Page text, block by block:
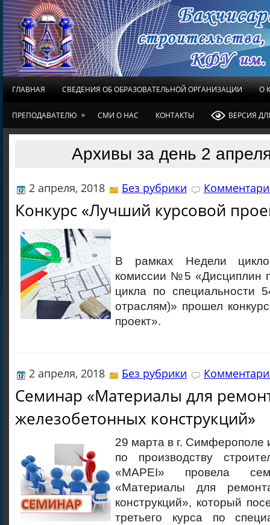
ГЛАВНАЯ СВЕДЕНИЯ ОБ ОБРАЗОВАТЕЛЬНОЙ ОРГАНИЗАЦИИ О
ПРЕПОДАВАТЕЛЮ » СМИ О НАС КОНТАКТЫ ВЕРСИЯ
Архивы за день 2
2 апреля, 2018 Без рубрики
Конкурс «Лучший курсовой
В рамках Недели
комиссии №5 «Дисциплин
цикла по специальности
отраслям)» прошел
проект».
2 апреля, 2018 Без рубрики
Семинар «Материалы для
железобетонных конструкций»
29 марта в г. Симферополе
по производству
«MAPEI» провела
«Материалы для
конструкций», который
третьего курса по